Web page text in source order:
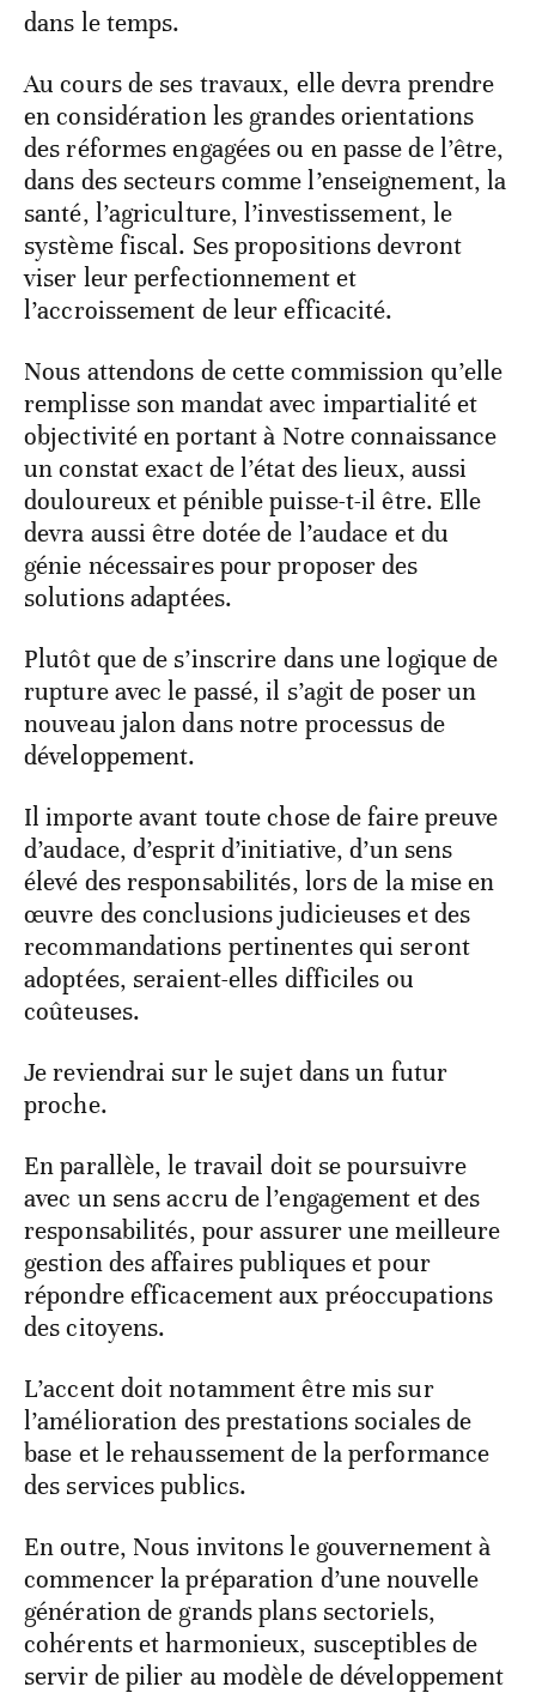
dans le temps.
Au cours de ses travaux, elle devra prendre
en considération les grandes orientations
des réformes engagées ou en passe de l’être,
dans des secteurs comme l’enseignement, la
santé, l’agriculture, l’investissement, le
système fiscal. Ses propositions devront
viser leur perfectionnement et
l’accroissement de leur efficacité.
Nous attendons de cette commission qu’elle
remplisse son mandat avec impartialité et
objectivité en portant à Notre connaissance
un constat exact de l’état des lieux, aussi
douloureux et pénible puisse-t-il être. Elle
devra aussi être dotée de l’audace et du
génie nécessaires pour proposer des
solutions adaptées.
Plutôt que de s’inscrire dans une logique de
rupture avec le passé, il s’agit de poser un
nouveau jalon dans notre processus de
développement.
Il importe avant toute chose de faire preuve
d’audace, d’esprit d’initiative, d’un sens
élevé des responsabilités, lors de la mise en
œuvre des conclusions judicieuses et des
recommandations pertinentes qui seront
adoptées, seraient-elles difficiles ou
coûteuses.
Je reviendrai sur le sujet dans un futur
proche.
En parallèle, le travail doit se poursuivre
avec un sens accru de l’engagement et des
responsabilités, pour assurer une meilleure
gestion des affaires publiques et pour
répondre efficacement aux préoccupations
des citoyens.
L’accent doit notamment être mis sur
l’amélioration des prestations sociales de
base et le rehaussement de la performance
des services publics.
En outre, Nous invitons le gouvernement à
commencer la préparation d’une nouvelle
génération de grands plans sectoriels,
cohérents et harmonieux, susceptibles de
servir de pilier au modèle de développement